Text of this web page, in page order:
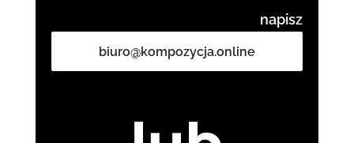
napisz
biuro@kompozycja.online